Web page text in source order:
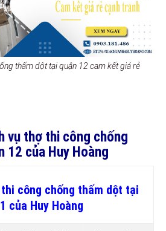
thấm dột tại quận 12 cam kết giá rẻ
vụ thợ thi công chống
12 của Huy Hoàng
công chống thấm dột tại
của Huy Hoàng